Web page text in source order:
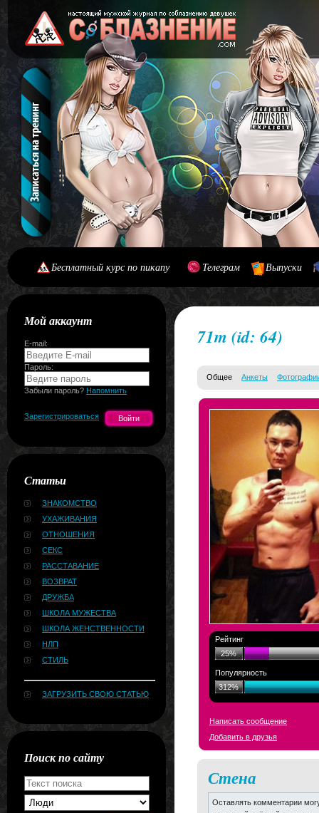
Бесплатный курс по пикапу Телеграм Выпуски
Мой аккаунт
E-mail:
Пароль:
Забыли пароль? Напомнить
Зарегистрироваться
Статьи
ЗНАКОМСТВО
УХАЖИВАНИЯ
ОТНОШЕНИЯ
СЕКС
РАССТАВАНИЕ
ВОЗВРАТ
ДРУЖБА
ШКОЛА МУЖЕСТВА
ШКОЛА ЖЕНСТВЕННОСТИ
НЛП
СТИЛЬ
ЗАГРУЗИТЬ СВОЮ СТАТЬЮ
Поиск по сайту
71m (id: 64)
Общее Анкеты
Рейтинг
25%
Популярность
312%
Написать сообщение
Добавить в друзья
Стена
Оставлять комментарии